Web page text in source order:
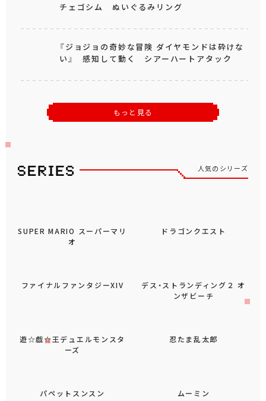
チェゴシム ぬいぐるみリング
『ジョジョの奇妙な冒険 ダイヤモンドは砕けな
い』 感知して動く シアーハートアタック
もっと見る
人気のシリーズ
SUPER MARIO スーパーマリ
オ
ドラゴンクエスト
ファイナルファンタジーXIV
デス・ストランディング２ オ
ンザビーチ
遊☆戯☆王デュエルモンスタ
ーズ
忍たま乱太郎
パペットスンスン ムーミン